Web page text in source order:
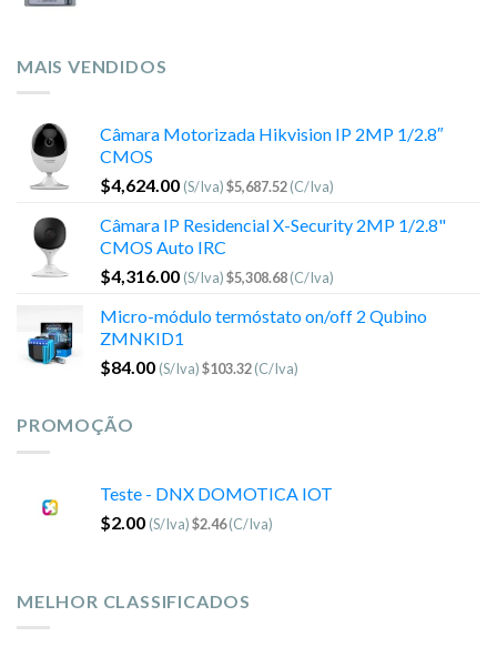
MAIS VENDIDOS
Câmara Motorizada Hikvision IP 2MP 1/2.8″
CMOS
$4,624.00 (S/Iva)$5,687.52(C/Iva)
Câmara IP Residencial X-Security 2MP 1/2.8"
CMOS Auto IRC
$4,316.00 (S/Iva)$5,308.68(C/Iva)
Micro-módulo termóstato on/off 2 Qubino
ZMNKID1
$84.00 (S/Iva)$103.32(C/Iva)
PROMOÇÃO
Teste - DNX DOMOTICA IOT
$2.00 (S/Iva)$2.46(C/Iva)
MELHOR CLASSIFICADOS